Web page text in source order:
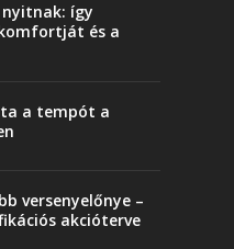
így
és a
a tempót a
versenyelőnye –
akcióterve